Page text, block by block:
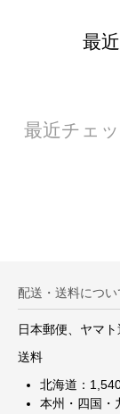
最
最近チェ
配送・送料につい
日本郵便、ヤマ
送料
北海道：
本州・四国・